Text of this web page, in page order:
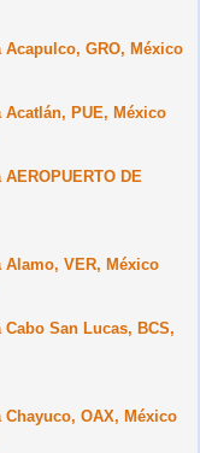
Acapulco, GRO, México
Acatlán, PUE, México
DE
Alamo, VER, México
San Lucas, BCS,
Chayuco, OAX, México